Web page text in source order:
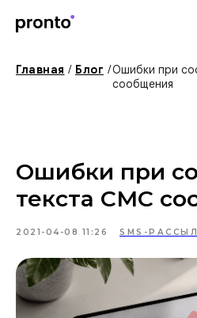
Главная / Блог /Ошибки при
сообщения
Ошибки при
текста СМС
2021-04-08 11:26 SMS-